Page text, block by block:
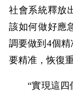
社會系統釋放
該如何做好應
調要做到4個
要精准，恢復
“實現這